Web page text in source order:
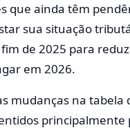
que ainda têm
sua situação
de 2025 para
em 2026.
mudanças na tabela
principalmente